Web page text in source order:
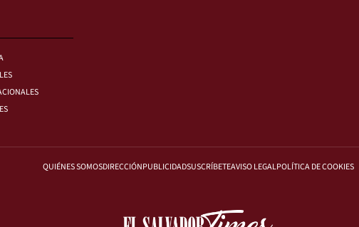
QUIÉNES SOMOSDIRECCIÓNPUBLICIDADSUSCRÍBETEAVISO LEGALPOLÍTICA DE COOKIES